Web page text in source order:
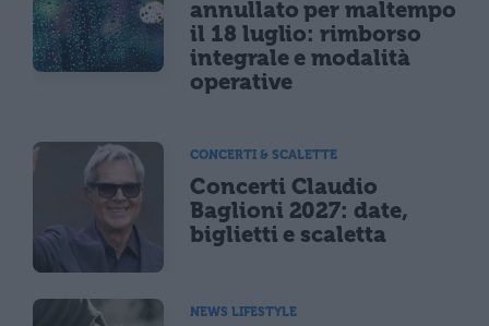
annullato per maltempo
il 18 luglio: rimborso
integrale e modalità
operative
CONCERTI & SCALETTE
Concerti Claudio
Baglioni 2027: date,
biglietti e scaletta
NEWS LIFESTYLE